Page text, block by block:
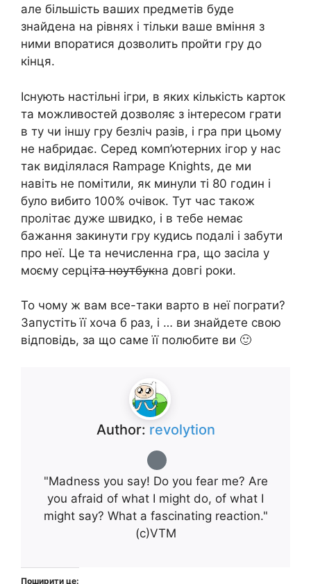
але більшість ваших предметів буде
знайдена на рівнях і тільки ваше вміння з
ними впоратися дозволить пройти гру до
кінця.
Існують настільні ігри, в яких кількість карток
та можливостей дозволяє з інтересом грати
в ту чи іншу гру безліч разів, і гра при цьому
не набридає. Серед комп’ютерних ігор у нас
так виділялася Rampage Knights, де ми
навіть не помітили, як минули ті 80 годин і
було вибито 100% очівок. Тут час також
пролітає дуже швидко, і в тебе немає
бажання закинути гру кудись подалі і забути
про неї. Це та нечисленна гра, що засіла у
моєму серціта ноутбукна довгі роки.
То чому ж вам все-таки варто в неї пограти?
Запустіть її хоча б раз, і … ви знайдете свою
відповідь, за що саме її полюбите ви 🙂
Author: revolytion
"Madness you say! Do you fear me? Are
you afraid of what I might do, of what I
might say? What a fascinating reaction."
(с)VTM
Поширити це: